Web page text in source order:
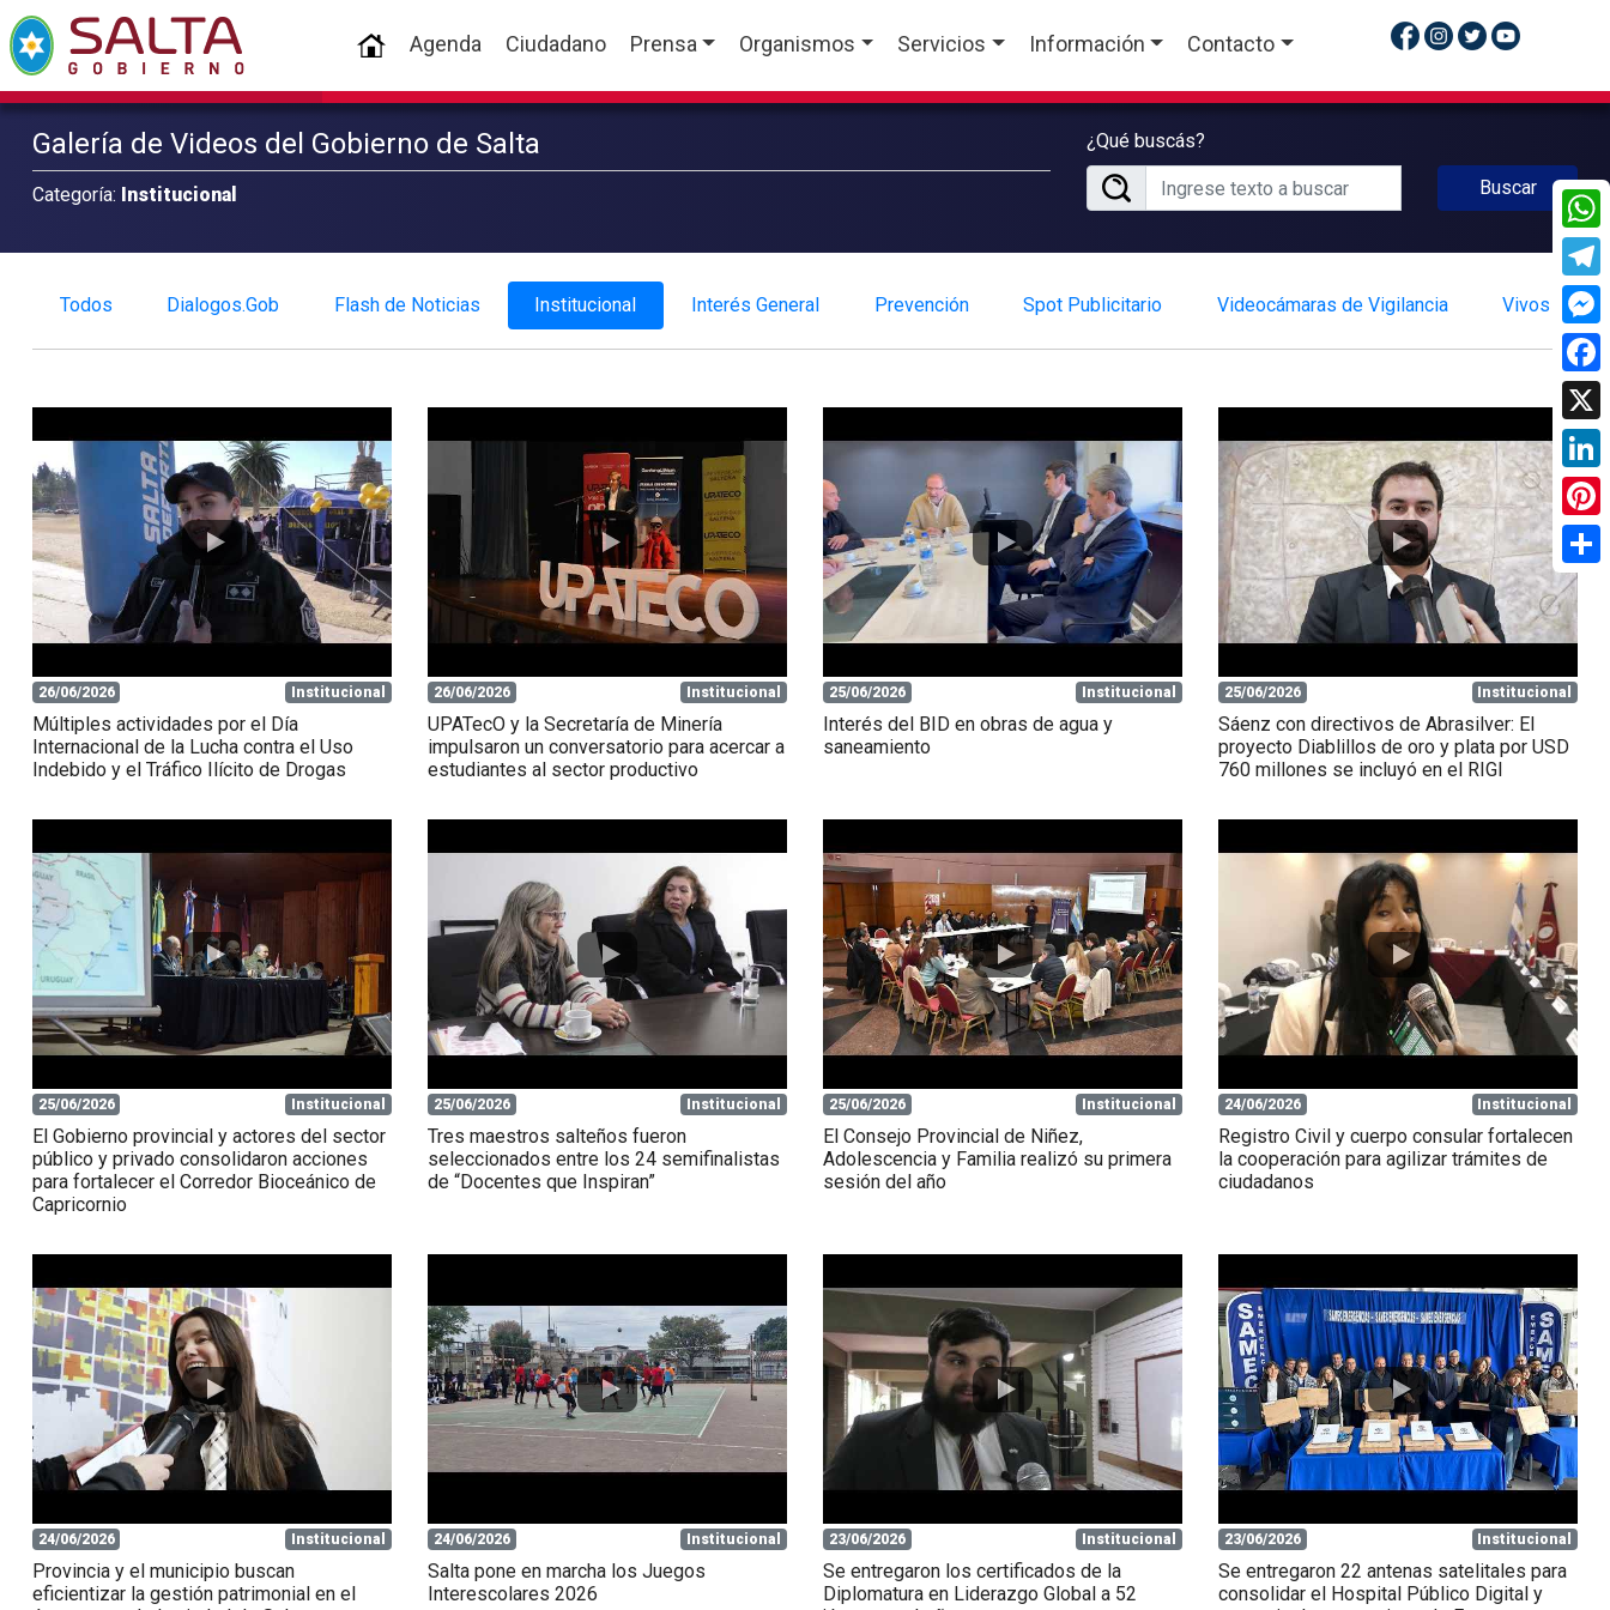
(current)
Agenda Ciudadano Prensa Organismos Servicios Información Contacto
Galería de Videos del Gobierno de Salta
Categoría: Institucional
¿Qué buscás?
Buscar
Todos Dialogos.Gob Flash de Noticias Institucional Interés General Prevención Spot Publicitario Videocámaras de Vigilancia Vivos
26/06/2026 Institucional
Múltiples actividades por el Día
Internacional de la Lucha contra el Uso
Indebido y el Tráfico Ilícito de Drogas
26/06/2026 Institucional
UPATecO y la Secretaría de Minería
impulsaron un conversatorio para acercar a
estudiantes al sector productivo
25/06/2026 Institucional
Interés del BID en obras de agua y
saneamiento
25/06/2026 Institucional
Sáenz con directivos de Abrasilver: El
proyecto Diablillos de oro y plata por USD
760 millones se incluyó en el RIGI
25/06/2026 Institucional
El Gobierno provincial y actores del sector
público y privado consolidaron acciones
para fortalecer el Corredor Bioceánico de
Capricornio
25/06/2026 Institucional
Tres maestros salteños fueron
seleccionados entre los 24 semifinalistas
de “Docentes que Inspiran”
25/06/2026 Institucional
El Consejo Provincial de Niñez,
Adolescencia y Familia realizó su primera
sesión del año
24/06/2026 Institucional
Registro Civil y cuerpo consular fortalecen
la cooperación para agilizar trámites de
ciudadanos
24/06/2026 Institucional
Provincia y el municipio buscan
eficientizar la gestión patrimonial en el
24/06/2026 Institucional
Salta pone en marcha los Juegos
Interescolares 2026
23/06/2026 Institucional
Se entregaron los certificados de la
Diplomatura en Liderazgo Global a 52
23/06/2026 Institucional
Se entregaron 22 antenas satelitales para
consolidar el Hospital Público Digital y
X
Share